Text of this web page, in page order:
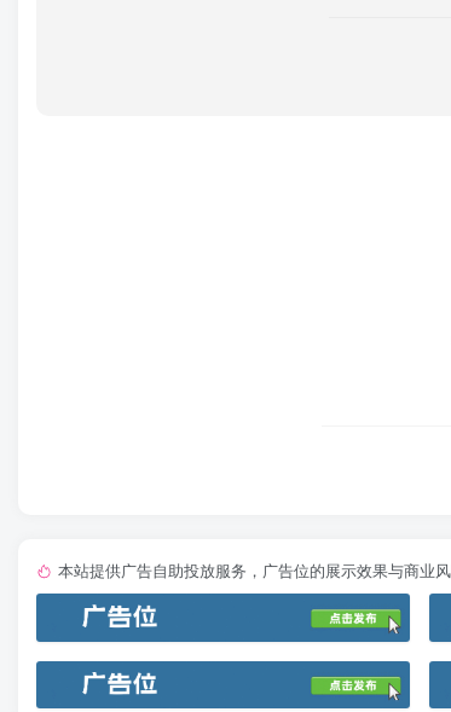
本站提供广告自助投放服务，广告位的展示效果与商业风